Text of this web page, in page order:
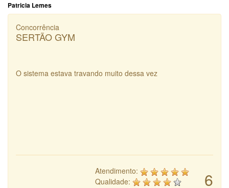
Patricia Lemes
Concorrência
SERTÃO GYM
O sistema estava travando muito dessa vez
6
Atendimento:
Qualidade: